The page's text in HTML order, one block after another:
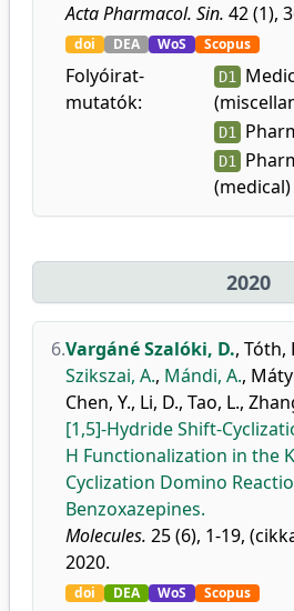
Acta Pharmacol. Sin. 42 (1),
doi DEA WoS Scopus
Folyóirat-
mutatók:
D1
D1
D1
(medical)
2020
6.Vargáné Szalóki, D., Tóth,
Szikszai, A., Mándi, A.,
Chen, Y., Li, D., Tao, L.,
[1,5]-Hydride Shift-
H Functionalization in the
Cyclization Domino
Benzoxazepines.
Molecules. 25 (6), 1-19,
2020.
doi DEA WoS Scopus